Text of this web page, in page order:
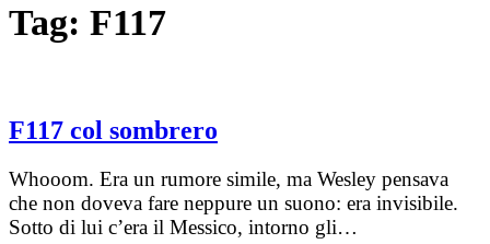
Tag: F117
F117 col sombrero
Whooom. Era un rumore simile, ma Wesley pensava
che non doveva fare neppure un suono: era invisibile.
Sotto di lui c’era il Messico, intorno gli…